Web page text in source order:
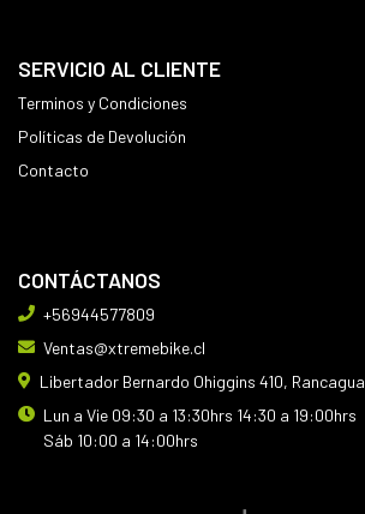
SERVICIO AL CLIENTE
Terminos y Condiciones
Políticas de Devolución
Contacto
CONTÁCTANOS
+56944577809
Ventas@xtremebike.cl
Libertador Bernardo Ohiggins 410, Rancagua
Lun a Vie 09:30 a 13:30hrs 14:30 a 19:00hrs
Sáb 10:00 a 14:00hrs